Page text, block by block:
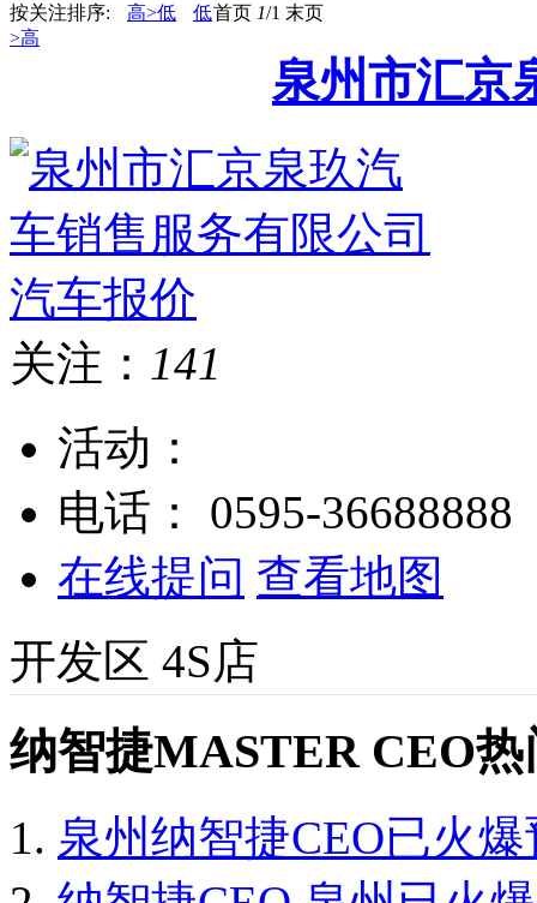
按关注排序: 高>低
低
>高
首页 1/1 末页
泉州市汇京
关注： 141
活动：
电话：
0595-36688888
在线提问 查看地图
开发区 4S店
纳智捷MASTER CEO热
泉州纳智捷CEO已火